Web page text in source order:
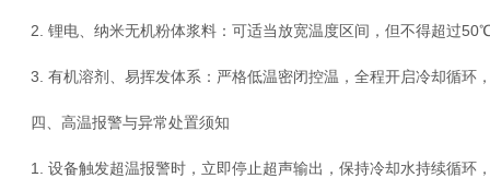
2. 锂电、纳米无机粉体浆料：可适当放宽温度区间，但不得超过
3. 有机溶剂、易挥发体系：严格低温密闭控温，全程开启冷却循环
四、高温报警与异常处置须知
1. 设备触发超温报警时，立即停止超声输出，保持冷却水持续循环